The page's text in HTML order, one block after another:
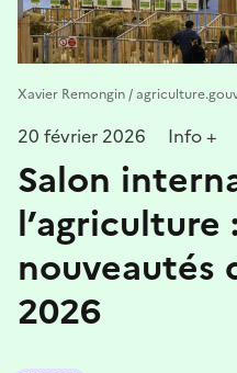
Xavier Remongin /
20 février 2026 Info +
Salon
l’agriculture
nouveautés
2026